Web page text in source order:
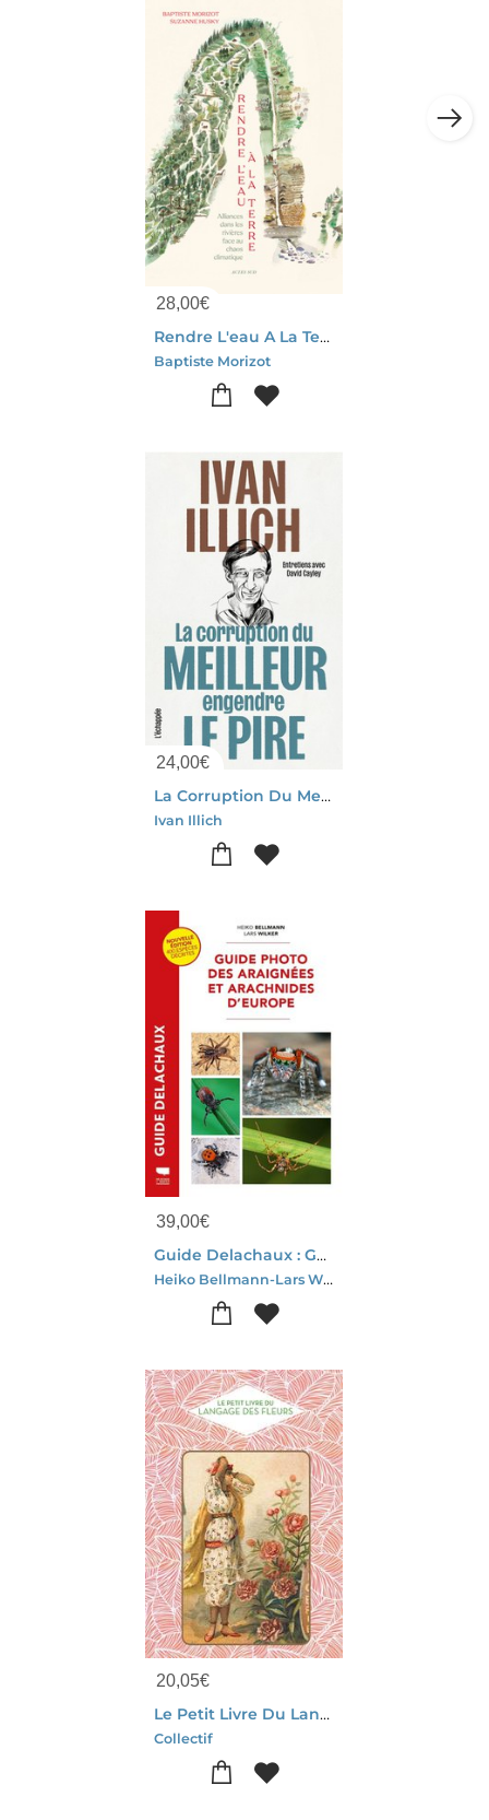
28,00€
Rendre L'eau A La Terre : Alliances Dans Les Rivieres Face Au Desert Qui Vient
Baptiste Morizot
24,00€
La Corruption Du Meilleur Engendre Le Pire : Entretiens Avec David Cayley
Ivan Illich
39,00€
Guide Delachaux : Guide Photo Des Araignees Et Arachnides D'europe
Heiko Bellmann-Lars Wilker
20,05€
Le Petit Livre Du Langage Des Fleurs
Collectif